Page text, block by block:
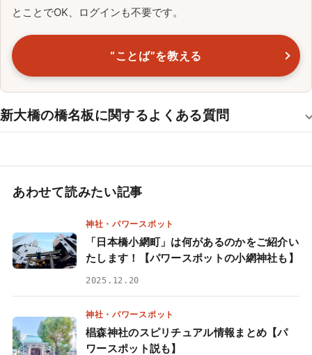
とことでOK、ログインも不要です。
“ことば”を教える
新大橋の橋名板に関するよくある質問
あわせて読みたい記事
神社・パワースポット
「日本橋小網町」は何があるのかをご紹介い
たします！【パワースポットの小網神社も】
2025.12.20
神社・パワースポット
椙森神社のスピリチュアル情報まとめ【パ
ワースポット説も】